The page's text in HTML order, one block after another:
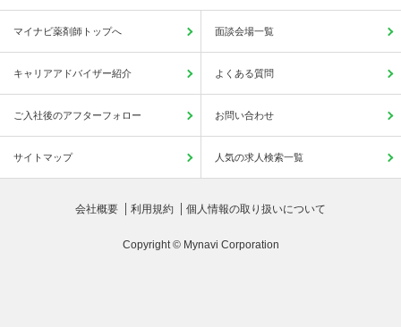
マイナビ薬剤師トップへ 面談会場一覧
キャリアアドバイザー紹介 よくある質問
ご入社後のアフターフォロー お問い合わせ
サイトマップ 人気の求人検索一覧
会社概要 利用規約 個人情報の取り扱いについて
Copyright © Mynavi Corporation